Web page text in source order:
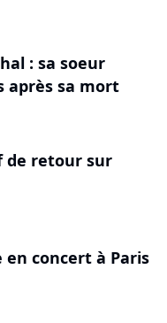
: sa soeur
après sa mort
de retour sur
en concert à Paris